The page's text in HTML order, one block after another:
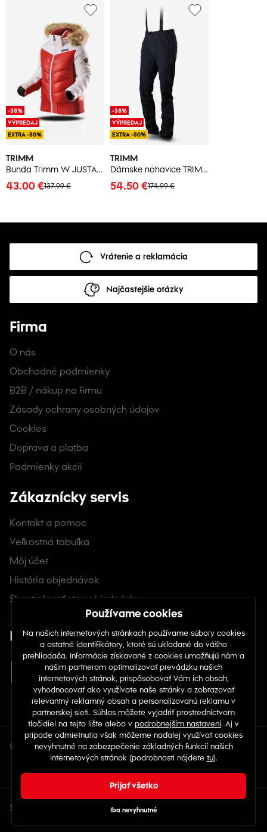
TRIMM
Bunda Trimm W JUSTA bielo/červená
137.99 €
43.00 €
-38%
VÝPREDAJ
EXTRA -50%
TRIMM
Dámske nohavice TRIMM MAROLA
174.99 €
54.50 €
-38%
VÝPREDAJ
EXTRA -50%
Vrátenie a reklamácia
Najčastejšie otázky
Firma
O nás
Obchodné podmienky
B2B / nákup na firmu
Zásady ochrany osobných údajov
Cookies
Doprava a platba
Podmienky akcií
Zákaznícky servis
Kontakt a pomoc
Veľkostná tabuľka
Môj účet
História objednávok
Skontrolovať stav objednávky
Nájdete nás na sociálnych sieťach
© Copyright 2026 TOP 1 IT Solutions, s.r.o.
Sme aj v ďalších krajinách